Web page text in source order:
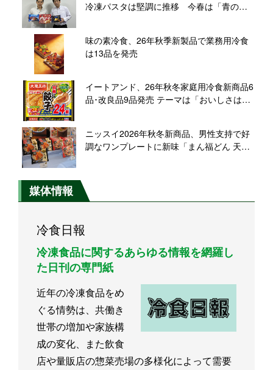
冷凍パスタは堅調に推移 今春は「青の洞
味の素冷食、26年秋季新製品で業務用冷食
は13品を発売
イートアンド、26年秋冬家庭用冷食新商品6
品･改良品9品発売 テーマは「おいしさは素
ニッスイ2026年秋冬新商品、男性支持で好
調なワンプレートに新味「まん福どん 天
媒体情報
冷食日報
冷凍食品に関するあらゆる情報を網羅し
た日刊の専門紙
近年の冷凍食品をめ
ぐる情勢は、共働き
世帯の増加や家族構
成の変化、また飲食
店や量販店の惣菜売場の多様化によって需要